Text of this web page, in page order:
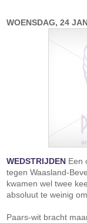
WOENSDAG, 24
WEDSTRIJDEN Een
tegen Waasland-
kwamen wel twee
absoluut te weinig
Paars-wit bracht